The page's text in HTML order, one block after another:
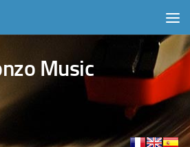
Music